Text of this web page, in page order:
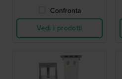
Confronta
Vedi i prodotti